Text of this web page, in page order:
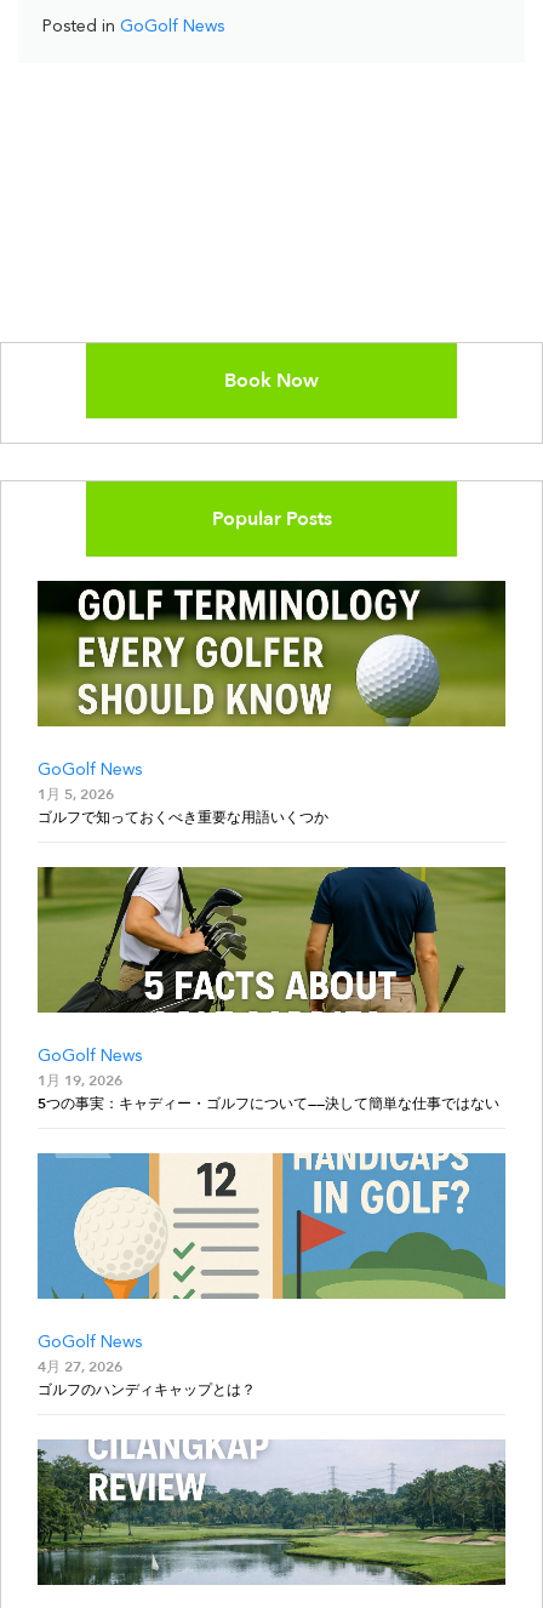
Posted in GoGolf News
Book Now
Popular Posts
GoGolf News
1月 5, 2026
ゴルフで知っておくべき重要な用語いくつか
GoGolf News
1月 19, 2026
5つの事実：キャディー・ゴルフについて——決して簡単な仕事ではない
GoGolf News
4月 27, 2026
ゴルフのハンディキャップとは？